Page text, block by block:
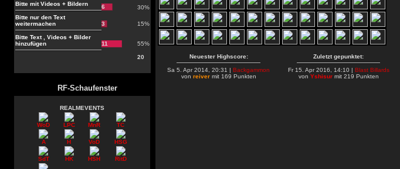
Bitte mit Videos + Bildern
6
30%
Bitte nur den Text
weitermachen
3 15%
Bitte Text , Videos + Bilder
hinzufügen
11 55%
20
RF-Schaufenster
REALMEVENTS
WoD LPC MnR TC
A H VoD HSG
SdT HK HSH RitD
Neuester Highscore:
Sa 5. Apr 2014, 20:31 | Backgammon
von reivermit 169 Punkten
Zuletzt gepunktet:
Fr 15. Apr 2016, 14:10 | Blast Billards
von Yshisurmit 219 Punkten